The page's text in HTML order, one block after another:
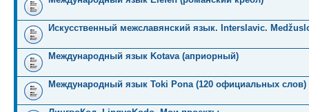
Искусственный межславянский язык. Interslavic.
Международный язык Kotava (априорный)
Международный язык Toki Pona (120 официальных слов)